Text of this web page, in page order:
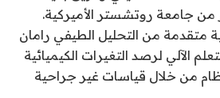
من جامعة روتشستر الأميركية.
متقدمة من التحليل الطيفي رامان
الآلي لرصد التغيرات الكيميائية
من خلال قياسات غير جراحية